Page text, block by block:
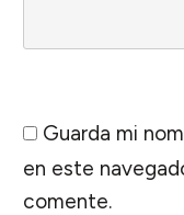
Guarda mi
en este
comente.